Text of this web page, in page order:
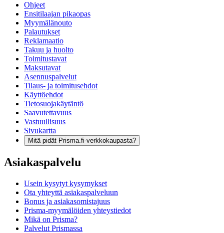
Ohjeet
Ensitilaajan pikaopas
Myymälänouto
Palautukset
Reklamaatio
Takuu ja huolto
Toimitustavat
Maksutavat
Asennuspalvelut
Tilaus- ja toimitusehdot
Käyttöehdot
Tietosuojakäytäntö
Saavutettavuus
Vastuullisuus
Sivukartta
Mitä pidät Prisma.fi-verkkokaupasta?
Asiakaspalvelu
Usein kysytyt kysymykset
Ota yhteyttä asiakaspalveluun
Bonus ja asiakasomistajuus
Prisma-myymälöiden yhteystiedot
Mikä on Prisma?
Palvelut Prismassa